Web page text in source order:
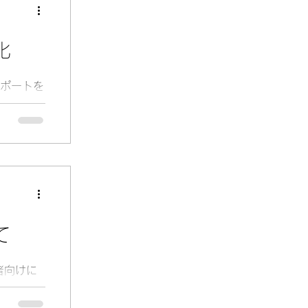
ートを
り一緒
たいで
向けに
養講
ができ